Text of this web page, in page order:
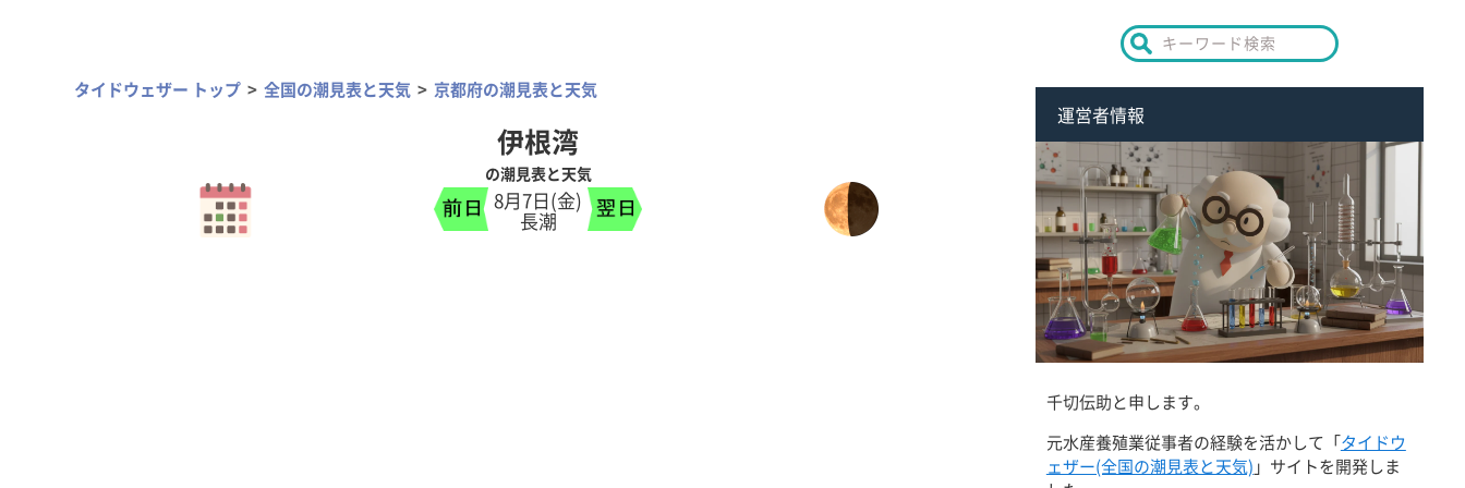
タイドウェザー トップ 全国の潮見表と天気 京都府の潮見表と天気
伊根湾
の潮見表と天気
8月7日(金)
長潮
運営者情報
千切伝助と申します。
元水産養殖業従事者の経験を活かして「タイドウ
ェザー(全国の潮見表と天気)」サイトを開発しま